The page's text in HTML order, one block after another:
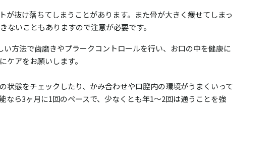
抜け落ちてしまうことがあります。また骨が大きく痩せてしまっ
いこともありますので注意が必要です。
方法で歯磨きやプラークコントロールを行い、お口の中を健康に
ケアをお願いします。
態をチェックしたり、かみ合わせや口腔内の環境がうまくいって
ら3ヶ月に1回のペースで、少なくとも年1～2回は通うことを強